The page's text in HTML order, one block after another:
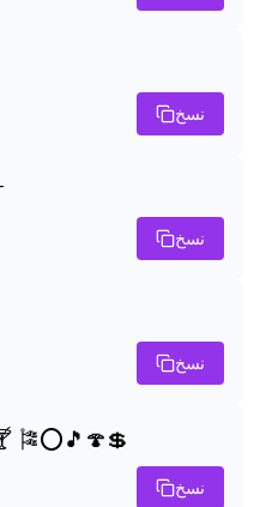
نسخ
نسخ
نسخ
🎏⭕🎵🍄💲
نسخ